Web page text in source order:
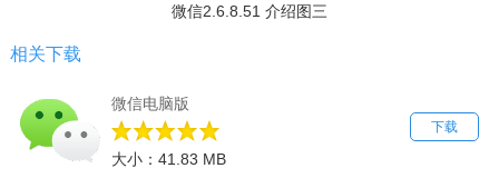
微信2.6.8.51 介绍图三
相关下载
下载
微信电脑版
大小：41.83 MB